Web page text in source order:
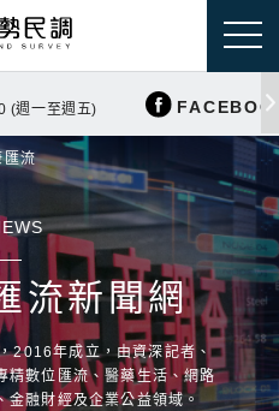
(週一至週五)
匯流
流新聞網
2016年成立，由資深記者、
精數位匯流、醫藥生活、網路
金融財經及企業公益領域。